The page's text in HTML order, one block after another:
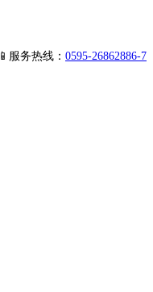
📱服务热线： 0595-26862886-7